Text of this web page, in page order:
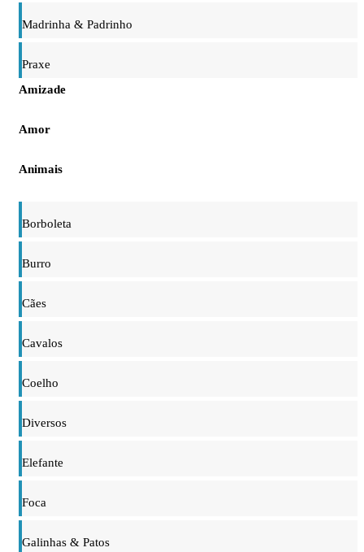
Madrinha & Padrinho
Praxe
Amizade
Amor
Animais
Borboleta
Burro
Cães
Cavalos
Coelho
Diversos
Elefante
Foca
Galinhas & Patos